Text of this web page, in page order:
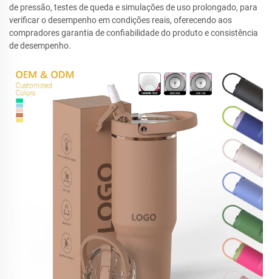
de pressão, testes de queda e simulações de uso prolongado, para
verificar o desempenho em condições reais, oferecendo aos
compradores garantia de confiabilidade do produto e consistência
de desempenho.